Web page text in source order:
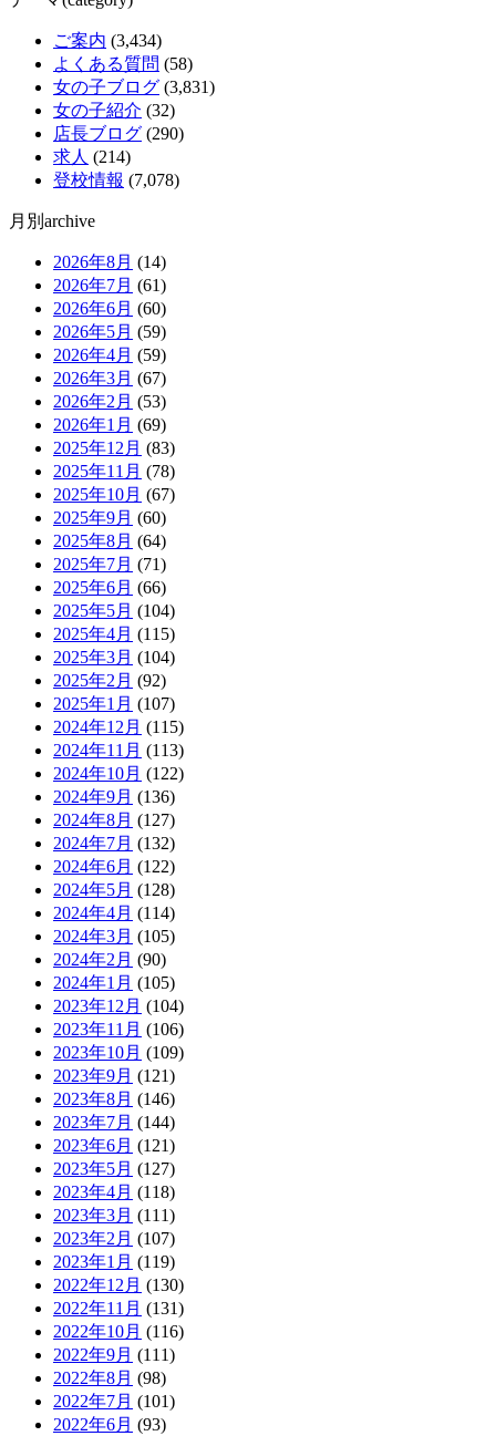
ご案内 (3,434)
よくある質問 (58)
女の子ブログ (3,831)
女の子紹介 (32)
店長ブログ (290)
求人 (214)
登校情報 (7,078)
月別archive
2026年8月 (14)
2026年7月 (61)
2026年6月 (60)
2026年5月 (59)
2026年4月 (59)
2026年3月 (67)
2026年2月 (53)
2026年1月 (69)
2025年12月 (83)
2025年11月 (78)
2025年10月 (67)
2025年9月 (60)
2025年8月 (64)
2025年7月 (71)
2025年6月 (66)
2025年5月 (104)
2025年4月 (115)
2025年3月 (104)
2025年2月 (92)
2025年1月 (107)
2024年12月 (115)
2024年11月 (113)
2024年10月 (122)
2024年9月 (136)
2024年8月 (127)
2024年7月 (132)
2024年6月 (122)
2024年5月 (128)
2024年4月 (114)
2024年3月 (105)
2024年2月 (90)
2024年1月 (105)
2023年12月 (104)
2023年11月 (106)
2023年10月 (109)
2023年9月 (121)
2023年8月 (146)
2023年7月 (144)
2023年6月 (121)
2023年5月 (127)
2023年4月 (118)
2023年3月 (111)
2023年2月 (107)
2023年1月 (119)
2022年12月 (130)
2022年11月 (131)
2022年10月 (116)
2022年9月 (111)
2022年8月 (98)
2022年7月 (101)
2022年6月 (93)